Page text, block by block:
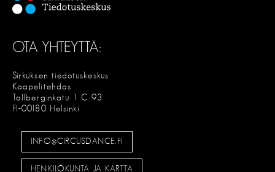
OTA YHTEYTTÄ:
Sirkuksen tiedotuskeskus
Kaapelitehdas
Tallberginkatu 1 C 93
FI-00180 Helsinki
INFO@CIRCUSDANCE.FI
HENKILÖKUNTA JA KARTTA